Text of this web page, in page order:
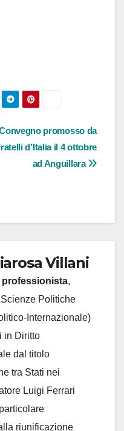
promosso da
d’Italia il 4 ottobre
ad Anguillara
Villani
professionista,
Politiche
Internazionale)
in Diritto
dal titolo
tra Stati nei
Luigi Ferrari
riunificazione